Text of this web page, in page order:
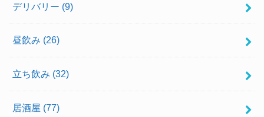
デリバリー (9)
昼飲み (26)
立ち飲み (32)
居酒屋 (77)